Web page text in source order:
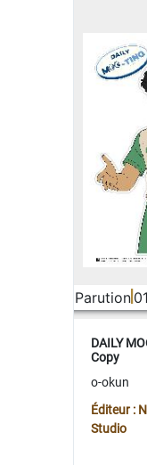
Parution
DAILY
Copy
o-okun
Éditeur :
Studio